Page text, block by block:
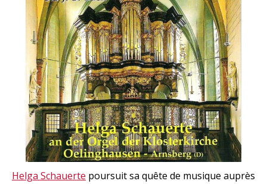
Helga Schauerte poursuit sa quête de musique auprès